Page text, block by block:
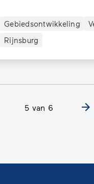
Gebiedsontwikkeling
Rijnsburg
5 van 6